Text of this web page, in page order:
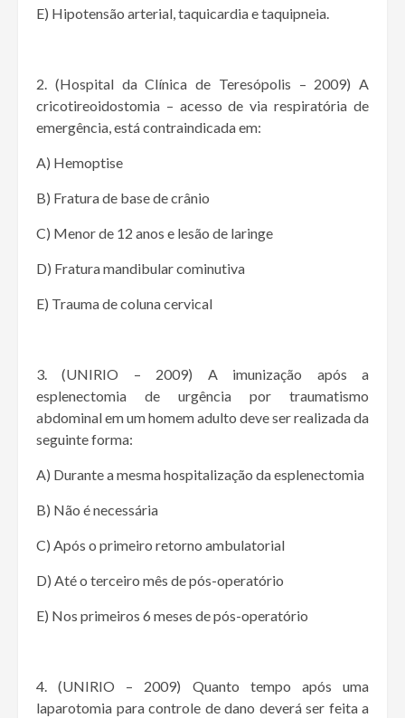
E) Hipotensão arterial, taquicardia e taquipneia.
2. (Hospital da Clínica de Teresópolis – 2009) A
cricotireoidostomia – acesso de via respiratória de
emergência, está contraindicada em:
A) Hemoptise
B) Fratura de base de crânio
C) Menor de 12 anos e lesão de laringe
D) Fratura mandibular cominutiva
E) Trauma de coluna cervical
3. (UNIRIO – 2009) A imunização após a
esplenectomia de urgência por traumatismo
abdominal em um homem adulto deve ser realizada da
seguinte forma:
A) Durante a mesma hospitalização da esplenectomia
B) Não é necessária
C) Após o primeiro retorno ambulatorial
D) Até o terceiro mês de pós-operatório
E) Nos primeiros 6 meses de pós-operatório
4. (UNIRIO – 2009) Quanto tempo após uma
laparotomia para controle de dano deverá ser feita a